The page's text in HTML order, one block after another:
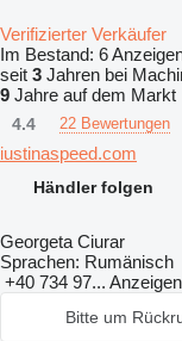
Verifizierter Verkäufer
Im Bestand: 6
seit 3 Jahren bei
9 Jahre auf dem Markt
4.4 22 Bewertungen
iustinaspeed.com
Händler folgen
Georgeta Ciurar
Sprachen: Rumänisch
+40 734 97... Anzeigen
Bitte um